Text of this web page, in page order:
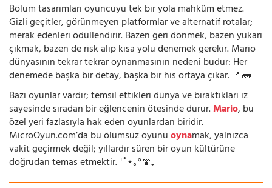
Bölüm tasarımları oyuncuyu tek bir yola mahkûm etmez.
Gizli geçitler, görünmeyen platformlar ve alternatif rotalar;
merak edenleri ödüllendirir. Bazen geri dönmek, bazen yukarı
çıkmak, bazen de risk alıp kısa yolu denemek gerekir. Mario
dünyasının tekrar tekrar oynanmasının nedeni budur: Her
denemede başka bir detay, başka bir his ortaya çıkar. 🚩🧱
Bazı oyunlar vardır; temsil ettikleri dünya ve bıraktıkları iz
sayesinde sıradan bir eğlencenin ötesinde durur.Mario, bu
özel yeri fazlasıyla hak eden oyunlardan biridir.
MicroOyun.com’da bu ölümsüz oyunuoynamak, yalnızca
vakit geçirmek değil; yıllardır süren bir oyun kültürüne
doğrudan temas etmektir. ⁺˚⋆｡°🍄₊